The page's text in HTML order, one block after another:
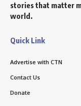
stories that matter
world.
Quick Link
Advertise with CTN
Contact Us
Donate